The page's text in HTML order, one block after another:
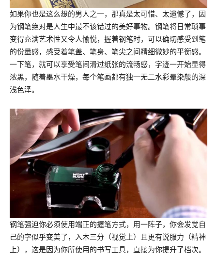
如果你也是这么想的男人之一，那真是太可惜、太遗憾了，因
为钢笔绝对是人生中最不该错过的美好事物。钢笔将日常琐事
变得充满艺术性又令人愉悦，握着钢笔时，可以确切感受到笔
的份量感，感受着笔盖、笔身、笔尖之间精细微妙的平衡感。
一下笔，就可以享受笔间滑过纸张的流畅感，字迹一开始显得
浓黑，随着墨水干燥，每个笔画都有独一无二水彩晕染般的深
浅色泽。
钢笔强迫你必须使用端正的握笔方式，用一阵子，你会发觉自
己的字似乎变美了，入木三分（视觉上）且更有说服力（精神
上），这是因为你所使用的书写工具，直接为你提升了档次。